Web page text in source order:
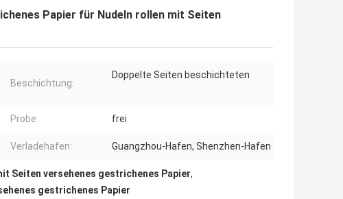
Papier für Nudeln rollen mit Seiten
Beschichtung:
Doppelte Seiten beschichteten
Probe: frei
Verladehafen: Guangzhou-Hafen, Shenzhen-Hafen
Seiten versehenes gestrichenes Papier,
gestrichenes Papier